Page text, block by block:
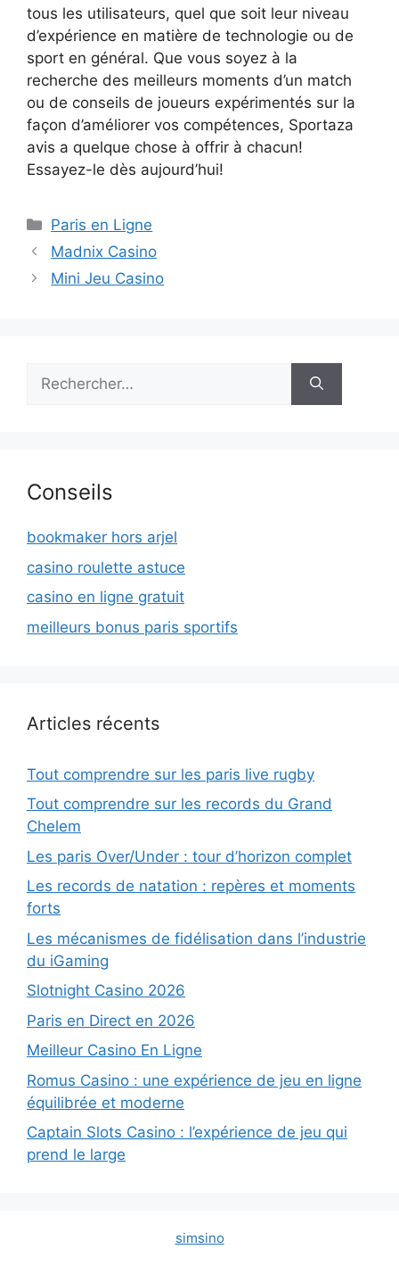
tous les utilisateurs, quel que soit leur niveau
d’expérience en matière de technologie ou de
sport en général. Que vous soyez à la
recherche des meilleurs moments d’un match
ou de conseils de joueurs expérimentés sur la
façon d’améliorer vos compétences, Sportaza
avis a quelque chose à offrir à chacun!
Essayez-le dès aujourd’hui!
Catégories
Paris en Ligne
Madnix Casino
Mini Jeu Casino
Rechercher :
Conseils
bookmaker hors arjel
casino roulette astuce
casino en ligne gratuit
meilleurs bonus paris sportifs
Articles récents
Tout comprendre sur les paris live rugby
Tout comprendre sur les records du Grand
Chelem
Les paris Over/Under : tour d’horizon complet
Les records de natation : repères et moments
forts
Les mécanismes de fidélisation dans l’industrie
du iGaming
Slotnight Casino 2026
Paris en Direct en 2026
Meilleur Casino En Ligne
Romus Casino : une expérience de jeu en ligne
équilibrée et moderne
Captain Slots Casino : l’expérience de jeu qui
prend le large
simsino